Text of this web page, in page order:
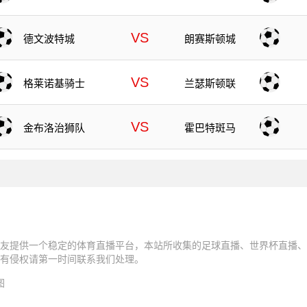
德文波特城 VS 朗赛斯顿城
格莱诺基骑士 VS 兰瑟斯顿联
金布洛治狮队 VS 霍巴特斑马
提供一个稳定的体育直播平台，本站所收集的足球直播、世界杯直播
侵权请第一时间联系我们处理。